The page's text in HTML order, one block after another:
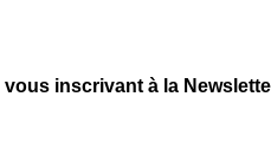
vous inscrivant à la